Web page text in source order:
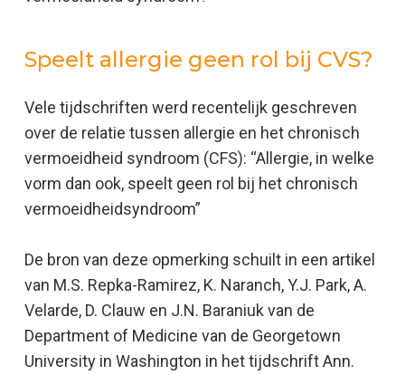
Speelt allergie geen rol bij CVS?
Vele tijdschriften werd recentelijk geschreven
over de relatie tussen allergie en het chronisch
vermoeidheid syndroom (CFS): “Allergie, in welke
vorm dan ook, speelt geen rol bij het chronisch
vermoeidheidsyndroom”
De bron van deze opmerking schuilt in een artikel
van M.S. Repka-Ramirez, K. Naranch, Y.J. Park, A.
Velarde, D. Clauw en J.N. Baraniuk van de
Department of Medicine van de Georgetown
University in Washington in het tijdschrift Ann.